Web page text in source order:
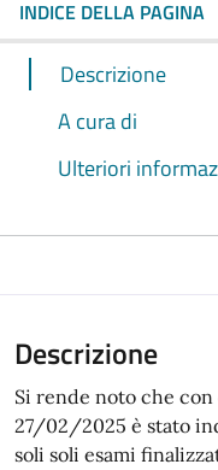
INDICE DELLA PAGINA
Descrizione
A cura di
Ulteriori
Descrizione
Si rende noto che
27/02/2025 è stato
soli soli esami